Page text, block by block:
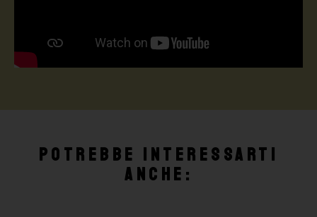
Potrebbe interessarti
anche: